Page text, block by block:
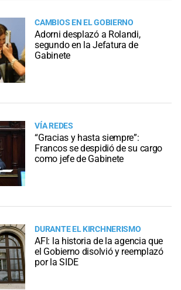
CAMBIOS EN EL GOBIERNO
Adorni desplazó a Rolandi,
segundo en la Jefatura de
Gabinete
VÍA REDES
“Gracias y hasta siempre”:
Francos se despidió de su cargo
como jefe de Gabinete
DURANTE EL KIRCHNERISMO
AFI: la historia de la agencia que
el Gobierno disolvió y reemplazó
por la SIDE